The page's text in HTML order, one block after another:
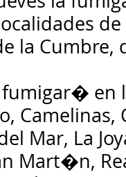
la Cumbre,
en
Camelinas,
Mar, La
Mart�n,